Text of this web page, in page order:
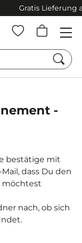
Gratis Lieferung
-
bestätige mit
dass Du den
möchtest
nach, ob sich